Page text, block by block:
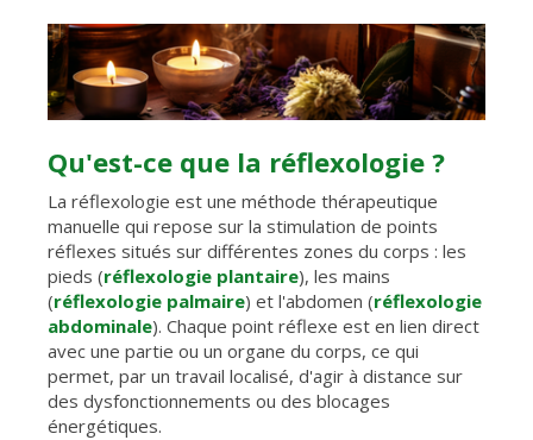
Qu'est-ce que la réflexologie ?
La réflexologie est une méthode thérapeutique
manuelle qui repose sur la stimulation de points
réflexes situés sur différentes zones du corps : les
pieds (réflexologie plantaire), les mains
(réflexologie palmaire) et l'abdomen (réflexologie
abdominale). Chaque point réflexe est en lien direct
avec une partie ou un organe du corps, ce qui
permet, par un travail localisé, d'agir à distance sur
des dysfonctionnements ou des blocages
énergétiques.